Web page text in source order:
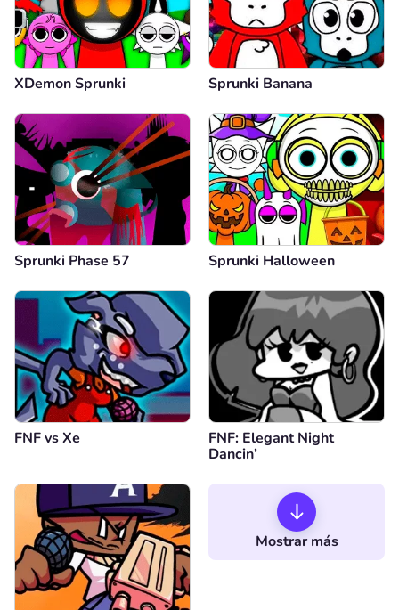
XDemon Sprunki Sprunki Banana
Sprunki Phase 57 Sprunki Halloween
FNF vs Xе
FNF: Elegant Night
Dancin’
Mostrar más